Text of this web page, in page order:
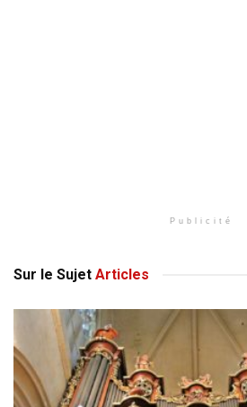
Publicité
Sur le Sujet Articles